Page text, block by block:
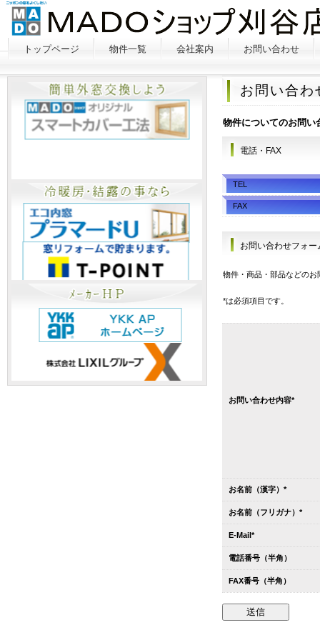
お問い合わ
物件についてのお問い
電話・FAX
TEL
FAX
お問い合わせフォー
物件・商品・部品などの
*は必須項目です。
お問い合わせ内容*
お名前（漢字）*
お名前（フリガナ）*
E-Mail*
電話番号（半角）
FAX番号（半角）
トップページ 物件一覧 会社案内 お問い合わせ